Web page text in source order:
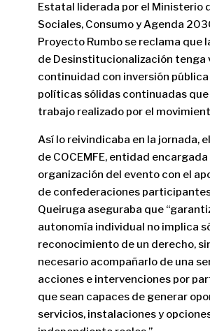
Estatal liderada por el Ministerio
Sociales, Consumo y Agenda
Proyecto Rumbo se reclama que
de Desinstitucionalización tenga
continuidad con inversión
políticas sólidas continuadas que
trabajo realizado por el
Así lo reivindicaba en la jornada,
de COCEMFE, entidad encargada
organización del evento con el
de confederaciones
Queiruga aseguraba que
autonomía individual no implica
reconocimiento de un derecho,
necesario acompañarlo de una
acciones e intervenciones por
que sean capaces de generar
servicios, instalaciones y